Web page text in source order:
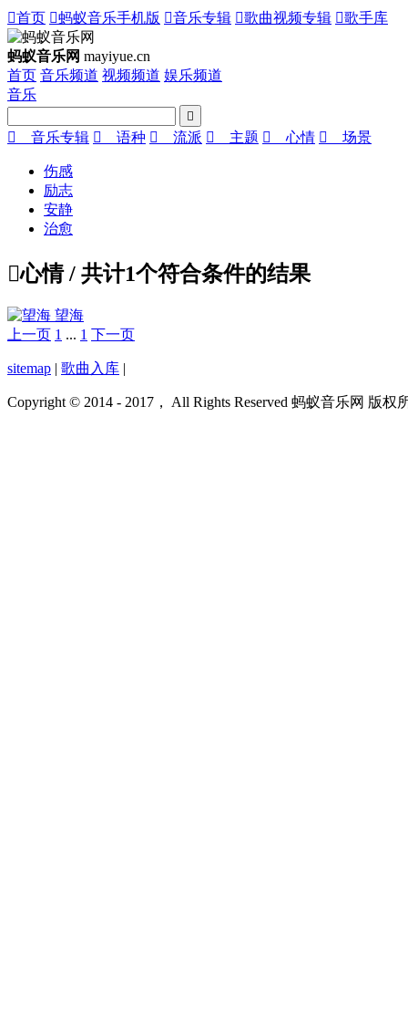
首页 蚂蚁音乐手机版 音乐专辑 歌曲视频专辑 歌手库
蚂蚁音乐网 mayiyue.cn
首页 音乐频道 视频频道 娱乐频道
音乐

 音乐专辑  语种  流派  主题  心情  场景
伤感
励志
安静
治愈
心情/ 共计1个符合条件的结果
望海
上一页 1 ... 1 下一页
sitemap | 歌曲入库 |
Copyright © 2014 - 2017， All Rights Reserved 蚂蚁音乐网 版权